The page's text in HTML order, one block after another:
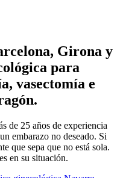
Girona y
para
vasectomía e
de 25 años de experiencia
embarazo no deseado. Si
que sepa que no está sola.
en su situación.